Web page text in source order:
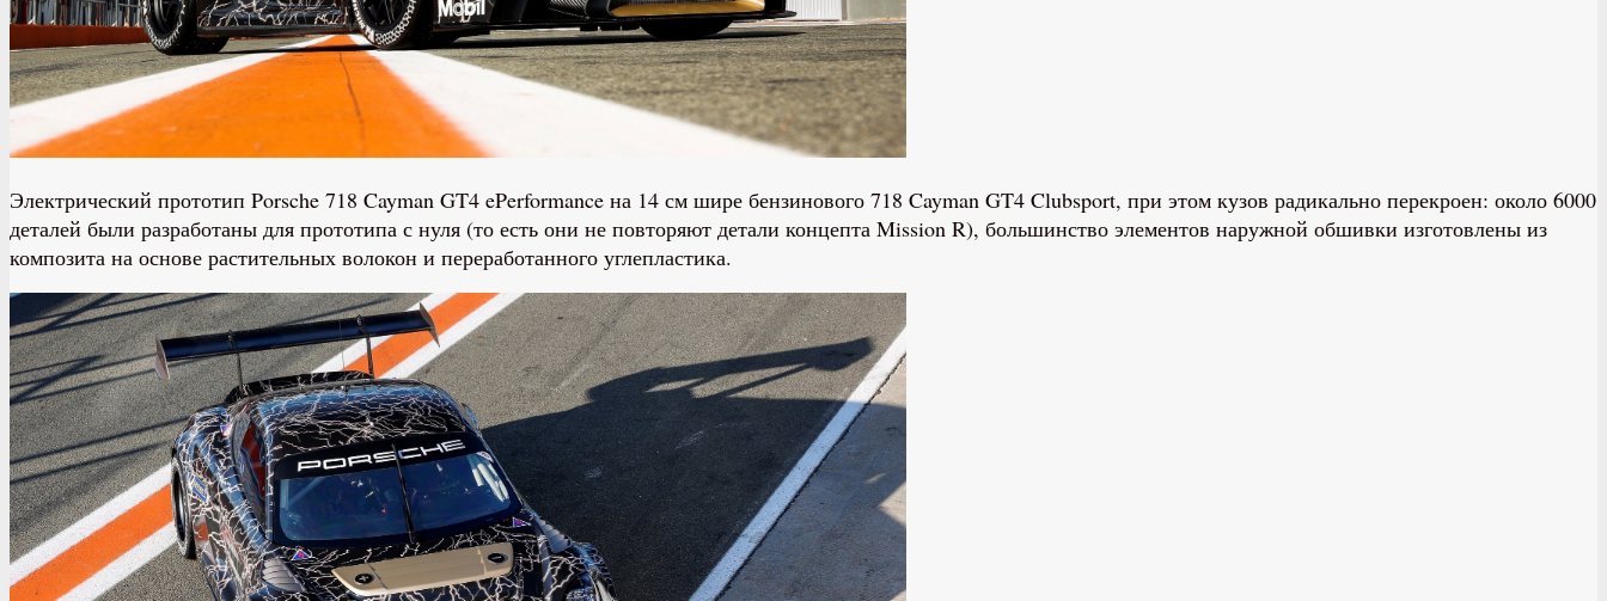
Электрический прототип Porsche 718 Cayman GT4 ePerformance на 14 см шире бензинового 718 Cayman GT4 Clubsport, при этом кузов радикально перекроен: около 6000
деталей были разработаны для прототипа с нуля (то есть они не повторяют детали концепта Mission R), большинство элементов наружной обшивки изготовлены из
композита на основе растительных волокон и переработанного углепластика.